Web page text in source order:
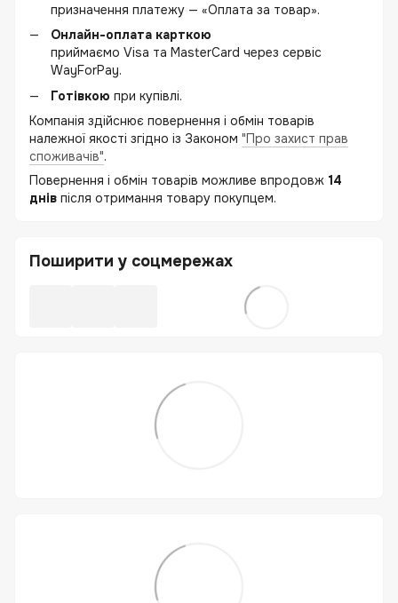
призначення платежу — «Оплата за товар».
Онлайн-оплата карткою
приймаємо Visa та MasterCard через сервіс
WayForPay.
Готівкою при купівлі.
Компанія здійснює повернення і обмін товарів
належної якості згідно із Законом "Про захист прав
споживачів".
Повернення і обмін товарів можливе впродовж 14
днів після отримання товару покупцем.
Поширити у соцмережах